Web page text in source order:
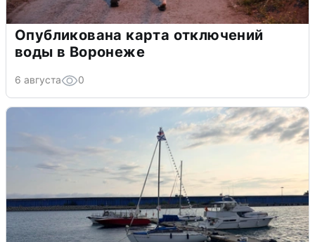
Опубликована карта отключений
воды в Воронеже
6 августа 0